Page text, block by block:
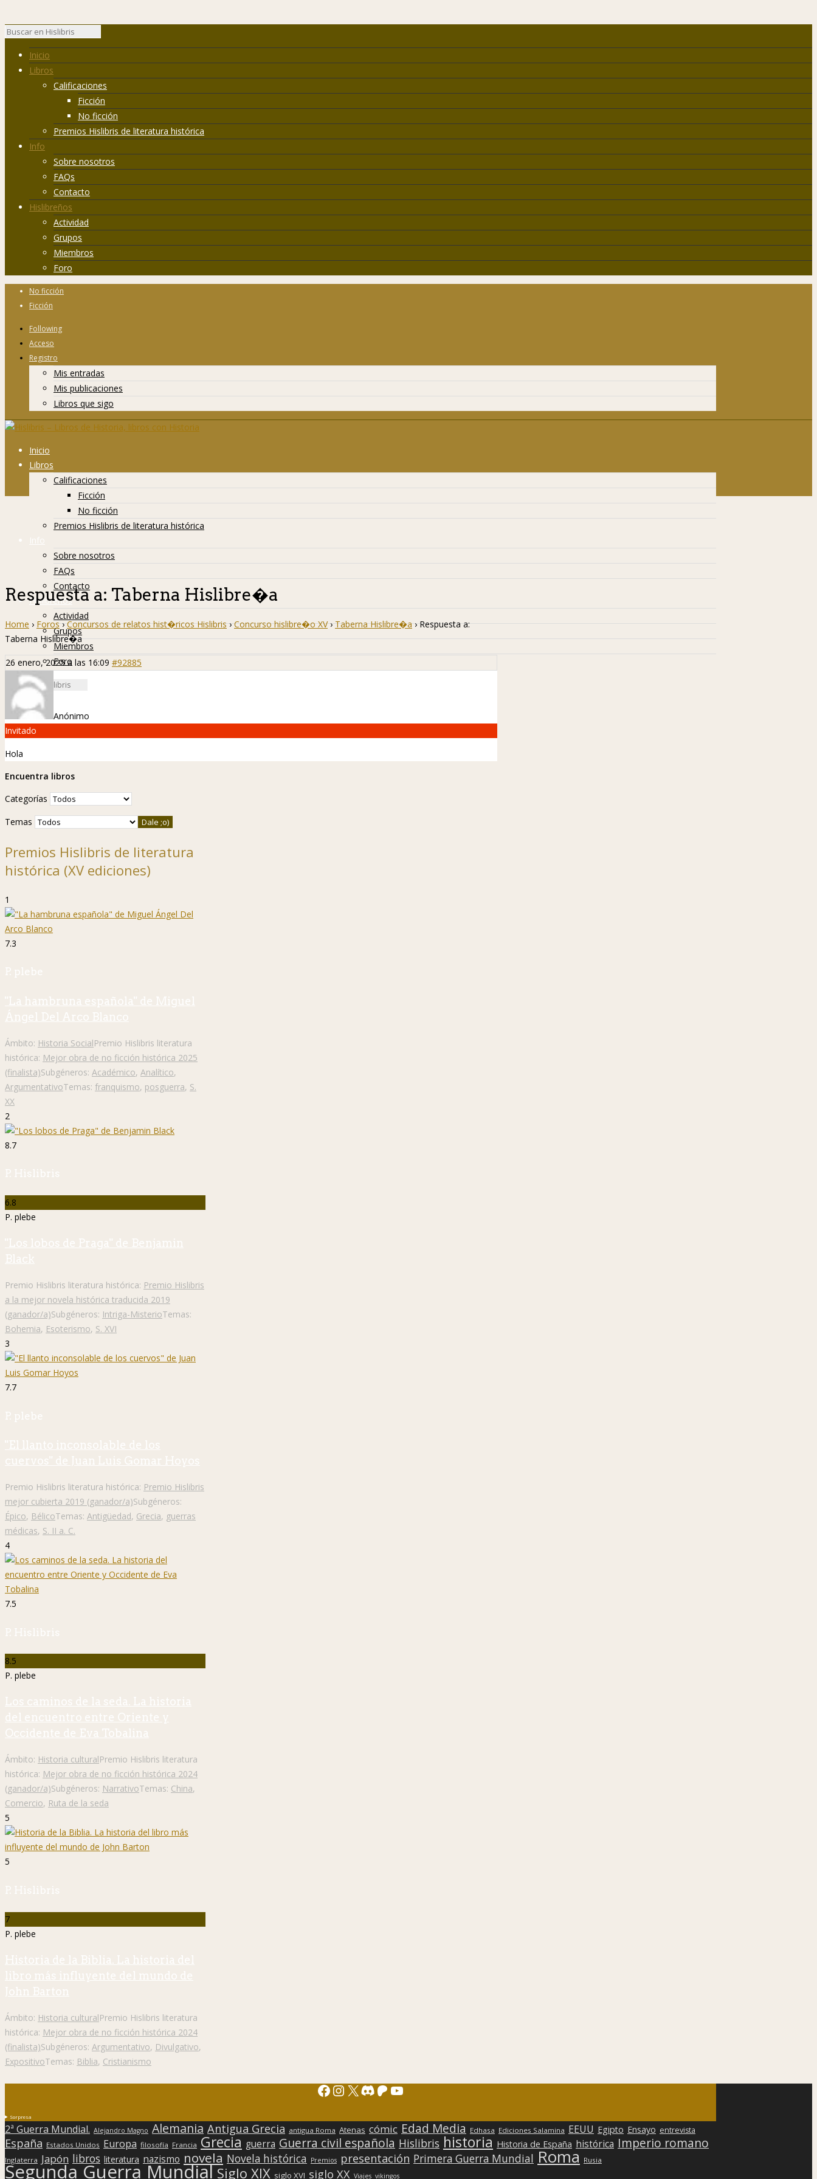
Inicio
Libros
Calificaciones
Ficción
No ficción
Premios Hislibris de literatura histórica
Info
Sobre nosotros
FAQs
Contacto
Hislibreños
Actividad
Grupos
Miembros
Foro
No ficción
Ficción
Following
Acceso
Registro
Mis entradas
Mis publicaciones
Libros que sigo
Inicio
Libros
Calificaciones
Ficción
No ficción
Premios Hislibris de literatura histórica
Info
Sobre nosotros
FAQs
Contacto
Hislibreños
Actividad
Grupos
Miembros
Foro
Respuesta a: Taberna Hislibre�a
Home › Foros › Concursos de relatos hist�ricos Hislibris › Concurso hislibre�o XV › Taberna Hislibre�a › Respuesta a:
Taberna Hislibre�a
26 enero, 2025 a las 16:09 #92885
Anónimo
Invitado
Hola
Encuentra libros
Categorías
Temas
Premios Hislibris de literatura
histórica (XV ediciones)
1
7.3
P. plebe
"La hambruna española" de Miguel
Ángel Del Arco Blanco
Ámbito: Historia SocialPremio Hislibris literatura
histórica: Mejor obra de no ficción histórica 2025
(finalista)Subgéneros: Académico, Analítico,
ArgumentativoTemas: franquismo, posguerra, S.
XX
2
8.7
P. Hislibris
6.8
P. plebe
"Los lobos de Praga" de Benjamin
Black
Premio Hislibris literatura histórica: Premio Hislibris
a la mejor novela histórica traducida 2019
(ganador/a)Subgéneros: Intriga-MisterioTemas:
Bohemia, Esoterismo, S. XVI
3
7.7
P. plebe
"El llanto inconsolable de los
cuervos" de Juan Luis Gomar Hoyos
Premio Hislibris literatura histórica: Premio Hislibris
mejor cubierta 2019 (ganador/a)Subgéneros:
Épico, BélicoTemas: Antigüedad, Grecia, guerras
médicas, S. II a. C.
4
7.5
P. Hislibris
8.5
P. plebe
Los caminos de la seda. La historia
del encuentro entre Oriente y
Occidente de Eva Tobalina
Ámbito: Historia culturalPremio Hislibris literatura
histórica: Mejor obra de no ficción histórica 2024
(ganador/a)Subgéneros: NarrativoTemas: China,
Comercio, Ruta de la seda
5
5
P. Hislibris
7
P. plebe
Historia de la Biblia. La historia del
libro más influyente del mundo de
John Barton
Ámbito: Historia culturalPremio Hislibris literatura
histórica: Mejor obra de no ficción histórica 2024
(finalista)Subgéneros: Argumentativo, Divulgativo,
ExpositivoTemas: Biblia, Cristianismo
Facebook
Instagram
X Discord
Patreon
YouTube
Sorpresa
2ª Guerra Mundial. Alejandro Magno Alemania Antigua Grecia antigua Roma Atenas cómic Edad Media Edhasa Ediciones Salamina EEUU Egipto Ensayo entrevista
España Estados Unidos Europa filosofía Francia Grecia guerra Guerra civil española Hislibris historia Historia de España histórica Imperio romano
Inglaterra Japón libros literatura nazismo novela Novela histórica Premios presentación Primera Guerra Mundial Roma Rusia
Segunda Guerra Mundial Siglo XIX siglo XVI siglo XX Viajes vikingos